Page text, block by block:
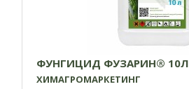
ФУНГИЦИД ФУЗАРИН® 10Л
ХИМАГРОМАРКЕТИНГ